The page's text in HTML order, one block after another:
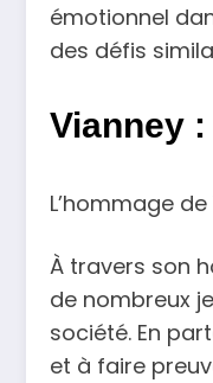
émotionnel
des défis
Vianney
L’hommage
À travers son
de nombreux
société. En
et à faire